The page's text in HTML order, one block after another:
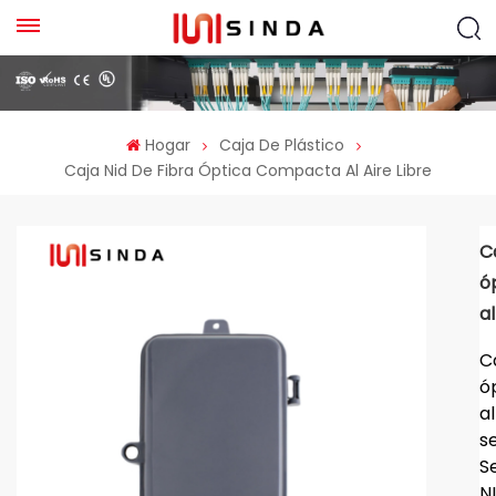
Hogar
Caja De Plástico
Caja Nid De Fibra Óptica Compacta Al Aire Libre